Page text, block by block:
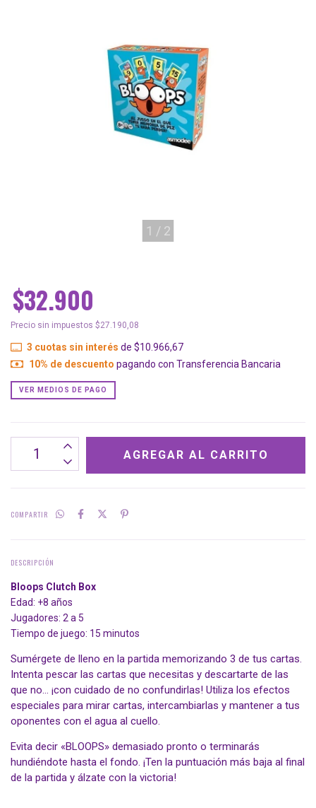
1 / 2
$32.900
Precio sin impuestos $27.190,08
3 cuotas sin interés de $10.966,67
10% de descuento pagando con Transferencia Bancaria
VER MEDIOS DE PAGO
COMPARTIR
DESCRIPCIÓN
Bloops C lutch Box
Edad: +8 años
Jugadores: 2 a 5
Tiempo de juego: 15 minutos
Sumérgete de lleno en la partida memorizando 3 de tus cartas.
Intenta pescar las cartas que necesitas y descartarte de las
que no… ¡con cuidado de no confundirlas! Utiliza los efectos
especiales para mirar cartas, intercambiarlas y mantener a tus
oponentes con el agua al cuello.
Evita decir «BLOOPS» demasiado pronto o terminarás
hundiéndote hasta el fondo. ¡Ten la puntuación más baja al final
de la partida y álzate con la victoria!